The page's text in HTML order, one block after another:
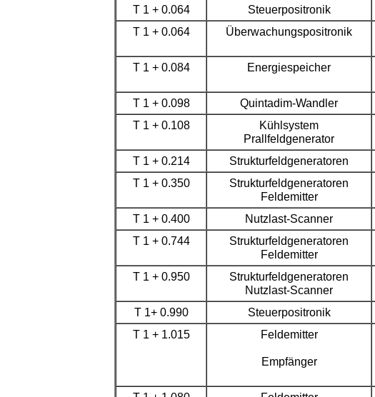
T 1 + 0.064 Steuerpositronik
T 1 + 0.064 Überwachungspositronik
T 1 + 0.084 Energiespeicher
T 1 + 0.098 Quintadim-Wandler
T 1 + 0.108
Kühlsystem
Prallfeldgenerator
T 1 + 0.214 Strukturfeldgeneratoren
T 1 + 0.350
Strukturfeldgeneratoren
Feldemitter
T 1 + 0.400 Nutzlast-Scanner
T 1 + 0.744
Strukturfeldgeneratoren
Feldemitter
T 1 + 0.950
Strukturfeldgeneratoren
Nutzlast-Scanner
T 1+ 0.990
Steuerpositronik
T 1 + 1.015
Feldemitter
Empfänger